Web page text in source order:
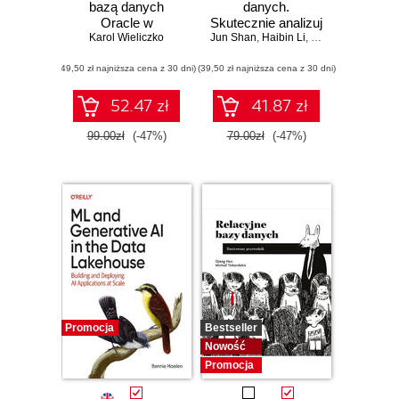
bazą danych
Oracle w
środowisku Linux
Karol Wieliczko
(49,50 zł najniższa cena z 30 dni)
52.47 zł
99.00zł (-47%)
danych.
Skutecznie analizuj
dane, wyciągaj
wnioski i opanuj
zaawansowany
SQL na potrzeby
praktycznych
zastosowań.
Jun Shan, Haibin Li, Matt Goldwasser
(39,50 zł najniższa cena z 30 dni)
41.87 zł
79.00zł (-47%)
Promocja
Bestseller
Nowość
Promocja